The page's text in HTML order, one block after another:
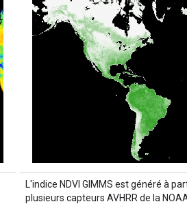
L'indice NDVI GIMMS est généré à
plusieurs capteurs AVHRR de la